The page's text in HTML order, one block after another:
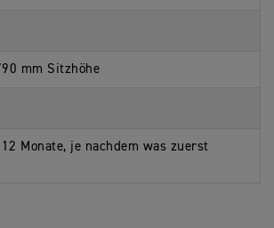
mm Sitzhöhe
Monate, je nachdem was zuerst